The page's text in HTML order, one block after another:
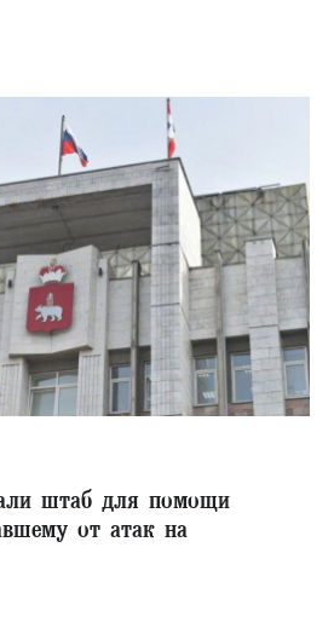
штаб для помощи
от атак на